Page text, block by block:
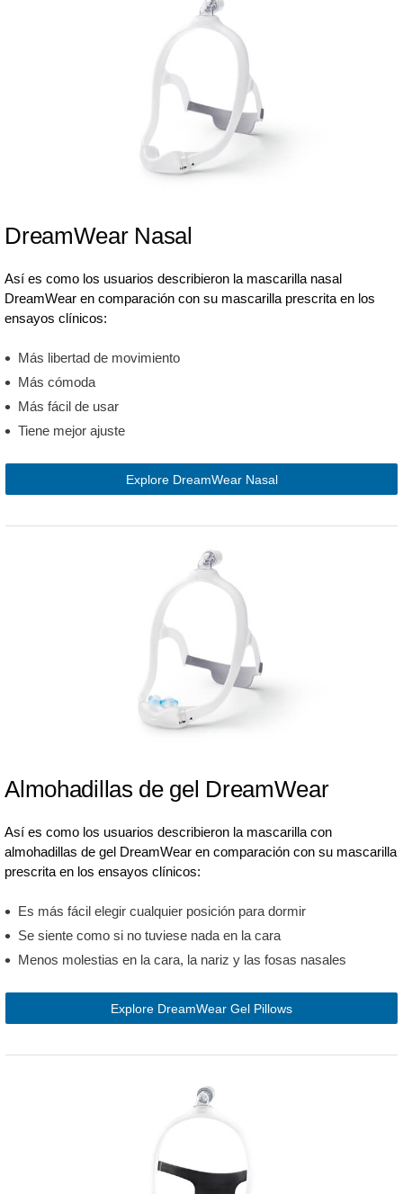
DreamWear Nasal
Así es como los usuarios describieron la mascarilla nasal
DreamWear en comparación con su mascarilla prescrita en los
ensayos clínicos:
Más libertad de movimiento
Más cómoda
Más fácil de usar
Tiene mejor ajuste
Explore DreamWear Nasal
Almohadillas de gel DreamWear
Así es como los usuarios describieron la mascarilla con
almohadillas de gel DreamWear en comparación con su mascarilla
prescrita en los ensayos clínicos:
Es más fácil elegir cualquier posición para dormir
Se siente como si no tuviese nada en la cara
Menos molestias en la cara, la nariz y las fosas nasales
Explore DreamWear Gel Pillows